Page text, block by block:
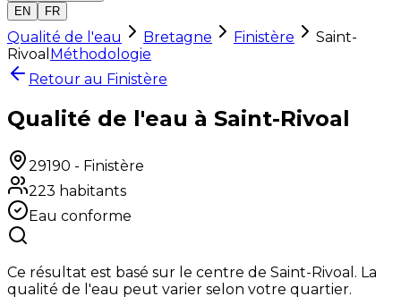
EN
FR
Qualité de l'eau Bretagne Finistère
Saint-
Rivoal Méthodologie
Retour au Finistère
Qualité de l'eau à Saint-Rivoal
29190 - Finistère
223 habitants
Eau conforme
Ce résultat est basé sur le centre de Saint-Rivoal . La
qualité de l'eau peut varier selon votre quartier.